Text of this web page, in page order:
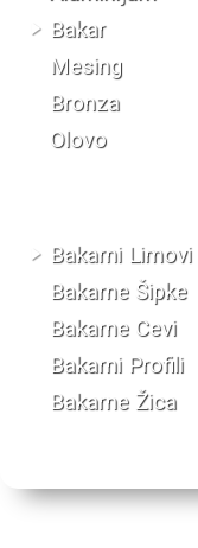
Bakar
Mesing
Bronza
Olovo
Bakarni
Bakarne Šipke
Bakarne Cevi
Bakarni Profili
Bakarne Žica